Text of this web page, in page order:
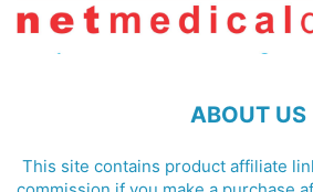
ABOUT US
This site contains product affiliate